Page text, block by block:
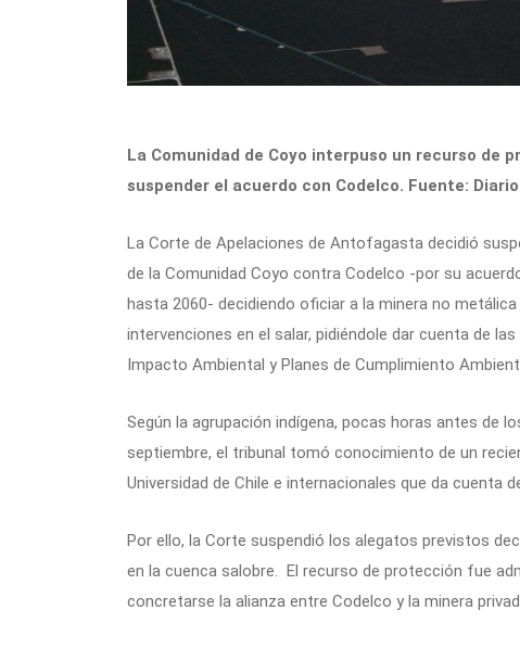
La Comunidad de Coyo interpuso un recurso de
suspender el acuerdo con Codelco. Fuente:
La Corte de Apelaciones de Antofagasta decidió
de la Comunidad Coyo contra Codelco -por su
hasta 2060- decidiendo oficiar a la minera no
intervenciones en el salar, pidiéndole dar cuenta de
Impacto Ambiental y Planes de Cumplimiento
Según la agrupación indígena, pocas horas antes de
septiembre, el tribunal tomó conocimiento de un
Universidad de Chile e internacionales que da cuenta
Por ello, la Corte suspendió los alegatos previstos
en la cuenca salobre. El recurso de protección fue
concretarse la alianza entre Codelco y la minera